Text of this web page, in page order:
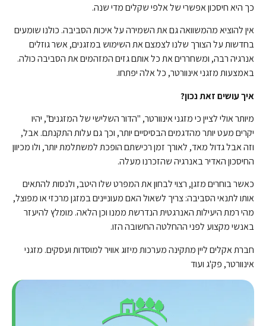
כך היא חיסכון אפשרי של אלפי שקלים מדי שנה.
אין להוציא מהמשוואה גם את השמירה על איכות הסביבה. כולנו שומעים
בחדשות על הצורך שלנו לצמצם את השימוש במזגנים, אשר גוזלים
אנרגיה רבה, ומשחררים את כל אותם גזים המזהמים את הסביבה כולה.
באמצעות מזגני אינוורטר, כל אלה יפתחו.
איך עושים זאת נכון?
מיותר אולי לציין כי מזגני אינוורטר, "הדור השלישי של המזגנים", יהיו
יקרים מעט יותר מהדגמים הבסיסיים יותר, וכך גם עלות התקנתם. אבל,
וזה אבל גדול מאד, לאורך זמן רכישתם הופכת למשתלמת יותר, ולו מכיוון
החיסכון האדיר באנרגיה שהזכרנו מעלה.
כאשר בוחרים מזגן, רצוי לבחון את המפרט שלו היטב, ולנסות להתאים
אותו לתנאי הסביבה: צריך לשאול האם מעוניינים במזגן מרכזי או מפוצל,
מהי רמת היעילות האנרגטית הנדרשת ממנו וכן הלאה. מומלץ להיעזר
באנשי מקצוע לפני ההחלטה החשובה הזו.
חברת אקלים ליין מתקינה מערכות מיזוג אוויר למוסדות ועסקים. מזגני
אינוורטר, פק'ג ועוד